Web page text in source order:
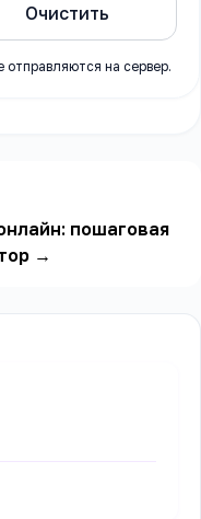
Очистить
отправляются на сервер.
пошаговая
→